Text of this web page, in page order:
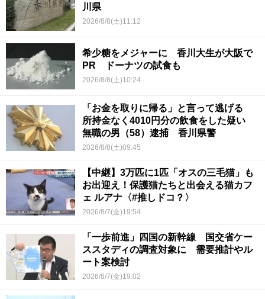
川県
2026/8/8(土)11:12
希少糖をメジャーに 香川大生が大阪で
PR ドーナツの試食も
2026/8/8(土)10:24
「お金を取りに帰る」と言って逃げる
所持金なく4010円分の飲食をした疑い
無職の男（58）逮捕 香川県警
2026/8/8(土)09:45
【中継】3万匹に1匹「オスの三毛猫」も
お出迎え！保護猫たちと出会える猫カフ
ェ ルアナ〈#推しドコ？〉
2026/8/7(金)19:54
「一歩前進」四国の新幹線 国交省ケー
ススタディの調査対象に 需要推計やル
ート案検討
2026/8/7(金)19:02